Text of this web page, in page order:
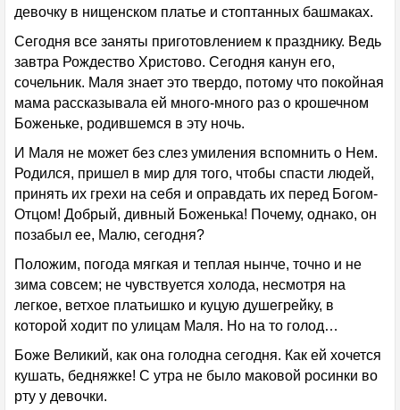
девочку в нищенском платье и стоптанных башмаках.
Сегодня все заняты приготовлением к празднику. Ведь
завтра Рождество Христово. Сегодня канун его,
сочельник. Маля знает это твердо, потому что покойная
мама рассказывала ей много-много раз о крошечном
Боженьке, родившемся в эту ночь.
И Маля не может без слез умиления вспомнить о Нем.
Родился, пришел в мир для того, чтобы спасти людей,
принять их грехи на себя и оправдать их перед Богом-
Отцом! Добрый, дивный Боженька! Почему, однако, он
позабыл ее, Малю, сегодня?
Положим, погода мягкая и теплая нынче, точно и не
зима совсем; не чувствуется холода, несмотря на
легкое, ветхое платьишко и куцую душегрейку, в
которой ходит по улицам Маля. Но на то голод…
Боже Великий, как она голодна сегодня. Как ей хочется
кушать, бедняжке! С утра не было маковой росинки во
рту у девочки.